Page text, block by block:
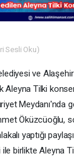
Sesli Oku)
ve
Aleyna Tilki
Meydanı'nda
Öküzcüoğlu,
yaptığı
birlikte Aleyna